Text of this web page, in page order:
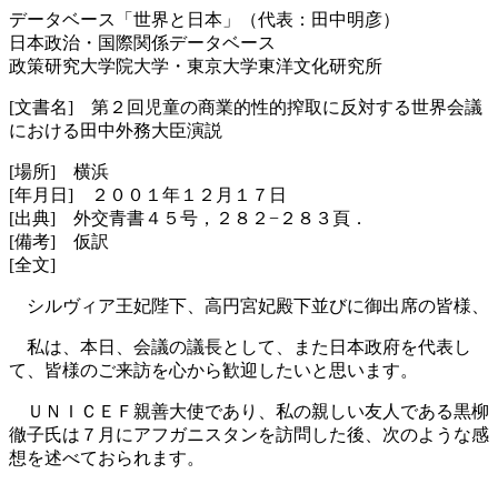
データベース「世界と日本」（代表：田中明彦）
日本政治・国際関係データベース
政策研究大学院大学・東京大学東洋文化研究所
[文書名] 第２回児童の商業的性的搾取に反対する世界会議
における田中外務大臣演説
[場所] 横浜
[年月日] ２００１年１２月１７日
[出典] 外交青書４５号，２８２−２８３頁．
[備考] 仮訳
[全文]
シルヴィア王妃陛下、高円宮妃殿下並びに御出席の皆様、
私は、本日、会議の議長として、また日本政府を代表し
て、皆様のご来訪を心から歓迎したいと思います。
ＵＮＩＣＥＦ親善大使であり、私の親しい友人である黒柳
徹子氏は７月にアフガニスタンを訪問した後、次のような感
想を述べておられます。